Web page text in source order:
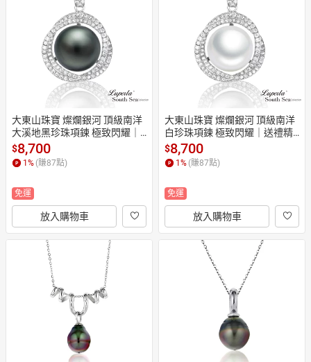
日本購物 電子/紙本書
大東山珠寶 燦爛銀河 頂級南洋
大溪地黑珍珠項鍊 極致閃耀｜
送禮精選｜指定卡滿5千回饋1
0%
$8,700
1 % (賺87點)
免運
放入購物車
大東山珠寶 燦爛銀河 頂級南洋
白珍珠項鍊 極致閃耀｜送禮精
選｜指定卡滿5千回饋10%
$8,700
1 % (賺87點)
免運
放入購物車